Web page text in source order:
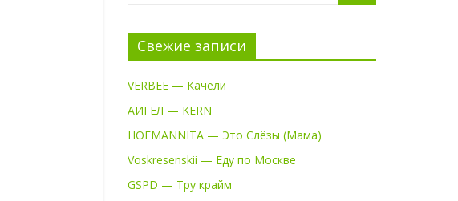
Свежие записи
VERBEE — Качели
АИГЕЛ — KERN
HOFMANNITA — Это Слёзы (Мама)
Voskresenskii — Еду по Москве
GSPD — Тру крайм